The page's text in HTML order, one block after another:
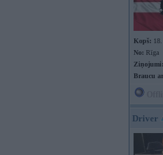
Kopš:
No: Rīga
Ziņojumi:
Braucu
Driver